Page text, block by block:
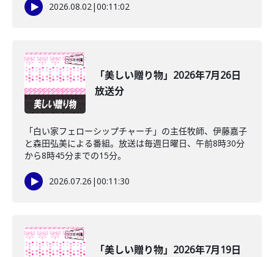
2026.08.02|00:11:02
「美しい贈り物」2026年7月26日
放送分
「白い家フェローシップチャーチ」の主任牧師、伊藤嘉子
と森田弘美による番組。放送は毎週日曜日、午前8時30分
から8時45分までの15分。
2026.07.26 |00:11:30
「美しい贈り物」2026年7月19日